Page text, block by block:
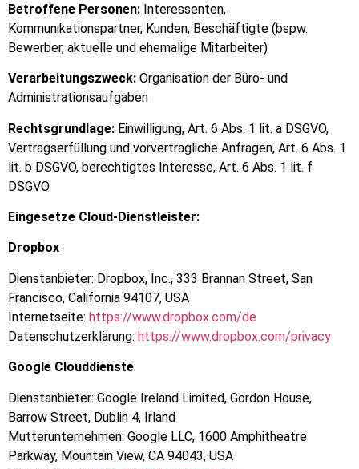
Betroffene Personen: Interessenten,
Kommunikationspartner, Kunden, Beschäftigte (bspw.
Bewerber, aktuelle und ehemalige Mitarbeiter)
Verarbeitungszweck: Organisation der Büro- und
Administrationsaufgaben
Rechtsgrundlage: Einwilligung, Art. 6 Abs. 1 lit. a DSGVO,
Vertragserfüllung und vorvertragliche Anfragen, Art. 6 Abs. 1
lit. b DSGVO, berechtigtes Interesse, Art. 6 Abs. 1 lit. f
DSGVO
Eingesetze Cloud-Dienstleister:
Dropbox
Dienstanbieter: Dropbox, Inc., 333 Brannan Street, San
Francisco, California 94107, USA
Internetseite: https://www.dropbox.com/de
Datenschutzerklärung: https://www.dropbox.com/privacy
Google Clouddienste
Dienstanbieter: Google Ireland Limited, Gordon House,
Barrow Street, Dublin 4, Irland
Mutterunternehmen: Google LLC, 1600 Amphitheatre
Parkway, Mountain View, CA 94043, USA